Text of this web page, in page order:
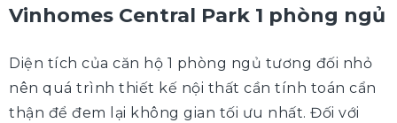
Vinhomes Central Park 1 phòng ngủ
Diện tích của căn hộ 1 phòng ngủ tương đối nhỏ
nên quá trình thiết kế nội thất cần tính toán cẩn
thận để đem lại không gian tối ưu nhất. Đối với